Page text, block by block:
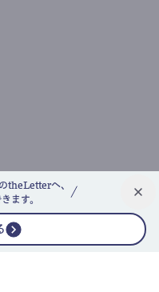
theLetterへ、
ます。